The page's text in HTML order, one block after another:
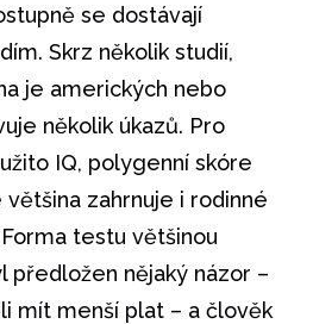
se dostávají
Skrz několik studií,
je amerických nebo
několik úkazů. Pro
IQ, polygenní skóre
zahrnuje i rodinné
testu většinou
předložen nějaký názor –
mít menší plat – a člověk